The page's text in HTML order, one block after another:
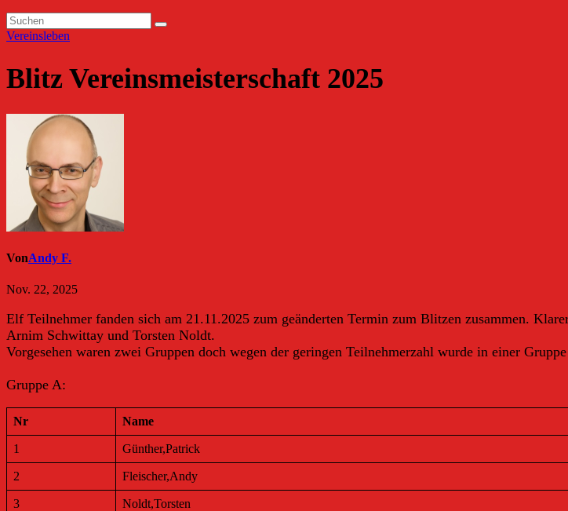
Vereinsleben
Blitz Vereinsmeisterschaft 2025
VonAndy F.
Nov. 22, 2025
Elf Teilnehmer fanden sich am 21.11.2025 zum geänderten Termin zum Blitzen zusammen.
Arnim Schwittay und Torsten Noldt.
Vorgesehen waren zwei Gruppen doch wegen der geringen Teilnehmerzahl wurde in einer
Gruppe A:
Nr Name
1 Günther,Patrick
2 Fleischer,Andy
3 Noldt,Torsten